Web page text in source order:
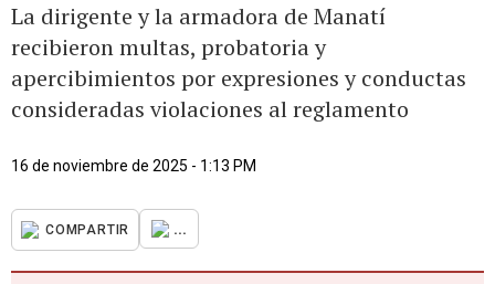
La dirigente y la armadora de Manatí
recibieron multas, probatoria y
apercibimientos por expresiones y conductas
consideradas violaciones al reglamento
16 de noviembre de 2025 - 1:13 PM
COMPARTIR ...